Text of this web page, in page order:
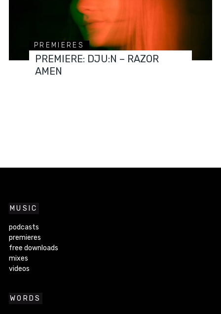
PREMIERES
PREMIERE: DJU:N – RAZOR
AMEN
MUSIC
podcasts
premieres
free downloads
mixes
videos
WORDS